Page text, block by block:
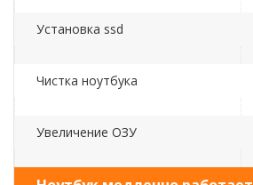
Установка ssd
Чистка ноутбука
Увеличение ОЗУ